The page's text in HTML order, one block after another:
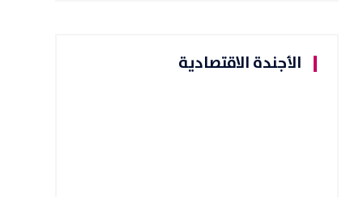
الأجندة الاقتصادية